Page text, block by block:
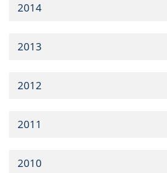
2014
2013
2012
2011
2010